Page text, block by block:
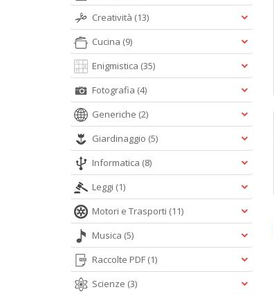
Creatività (13)
Cucina (9)
Enigmistica (35)
Fotografia (4)
Generiche (2)
Giardinaggio (5)
Informatica (8)
Leggi (1)
Motori e Trasporti (11)
Musica (5)
Raccolte PDF (1)
Scienze (3)